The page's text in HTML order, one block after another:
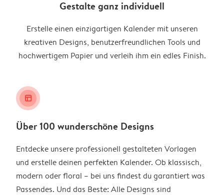
Gestalte ganz individuell
Erstelle einen einzigartigen Kalender mit unseren
kreativen Designs, benutzerfreundlichen Tools und
hochwertigem Papier und verleih ihm ein edles Finish.
layout_alt
Über 100 wunderschöne Designs
Entdecke unsere professionell gestalteten Vorlagen
und erstelle deinen perfekten Kalender. Ob klassisch,
modern oder floral – bei uns findest du garantiert was
Passendes. Und das Beste: Alle Designs sind